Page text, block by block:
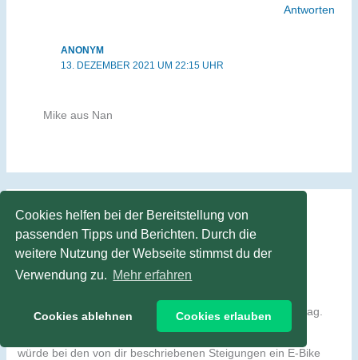
Cookies helfen bei der Bereitstellung von
passenden Tipps und Berichten. Durch die
weitere Nutzung der Webseite stimmst du der
Verwendung zu. Mehr erfahren
Cookies ablehnen Cookies erlauben
Antworten
ANONYM
13. DEZEMBER 2021 UM 22:15 UHR
Mike aus Nan
1. NOVEMBER 2021 UM 13:00 UHR
wieder ein sehr interessanter und toll geschriebener Beitrag.
Ich bin zwar nicht so ein ambitionierter Fahrradfahrer (ich
würde bei den von dir beschriebenen Steigungen ein E-Bike